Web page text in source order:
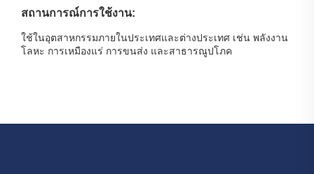
สถานการณ์การใช้งาน:
ใช้ในอุตสาหกรรมภายในประเทศและต่างประเทศ เช่น พลังงาน
โลหะ การเหมืองแร่ การขนส่ง และสาธารณูปโภค